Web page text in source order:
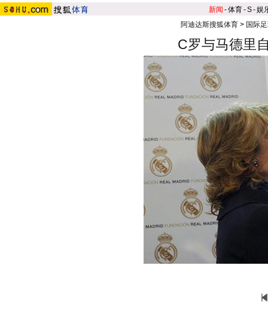
新闻 -体育-S-娱
阿迪达斯搜狐体育 > 国际
C罗与马德里